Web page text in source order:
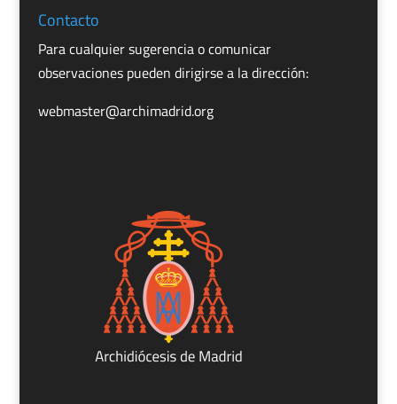
Contacto
Para cualquier sugerencia o comunicar
observaciones pueden dirigirse a la dirección:
webmaster@archimadrid.org